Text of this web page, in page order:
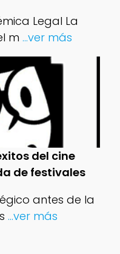
Legal La
m ...ver más
del cine
de festivales
antes de la
...ver más